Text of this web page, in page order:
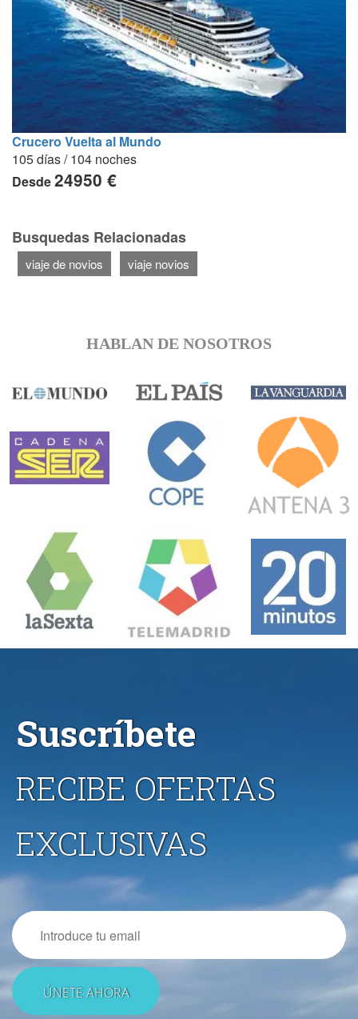
Crucero Vuelta al Mundo
105 días / 104 noches
Desde24950 €
Busquedas Relacionadas
viaje de novios viaje novios
HABLAN DE NOSOTROS
Suscríbete
RECIBE OFERTAS
EXCLUSIVAS
Email